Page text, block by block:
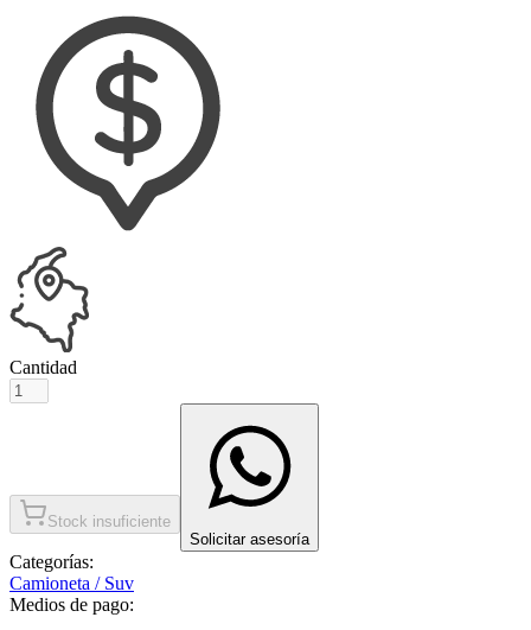
Cantidad
Stock insuficiente
Solicitar asesoría
Categorías:
Camioneta / Suv
Medios de pago: